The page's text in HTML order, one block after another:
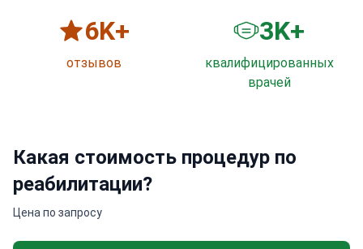
6K+
отзывов
3K+
квалифицированных
врачей
Какая стоимость процедур по
реабилитации?
Цена по запросу